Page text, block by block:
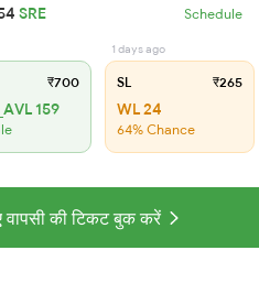
SRE Schedule
₹700
159
1 days ago
SL ₹265
WL 24
64% Chance
वापसी की टिकट बुक करें